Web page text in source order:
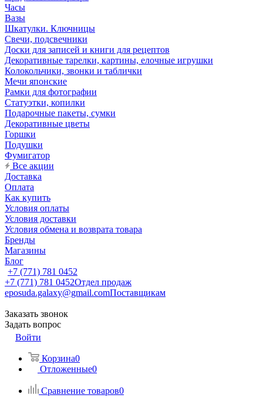
Часы
Вазы
Шкатулки. Ключницы
Свечи, подсвечники
Доски для записей и книги для рецептов
Декоративные тарелки, картины, елочные игрушки
Колокольчики, звонки и таблички
Мечи японские
Рамки для фотографии
Статуэтки, копилки
Подарочные пакеты, сумки
Декоративные цветы
Горшки
Подушки
Фумигатор
Все акции
Доставка
Оплата
Как купить
Условия оплаты
Условия доставки
Условия обмена и возврата товара
Бренды
Магазины
Блог
+7 (771) 781 0452
+7 (771) 781 0452Отдел продаж
eposuda.galaxy@gmail.comПоставщикам
Заказать звонок
Задать вопрос
Войти
Корзина0
Отложенные0
Сравнение товаров0